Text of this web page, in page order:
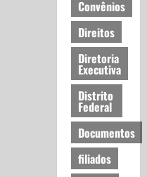
Convênios
Direitos
Diretoria
Executiva
Distrito
Federal
Documentos
filiados